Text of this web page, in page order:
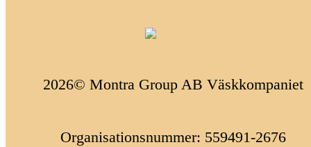
2026© Montra Group AB Väskkompaniet
Organisationsnummer: 559491-2676